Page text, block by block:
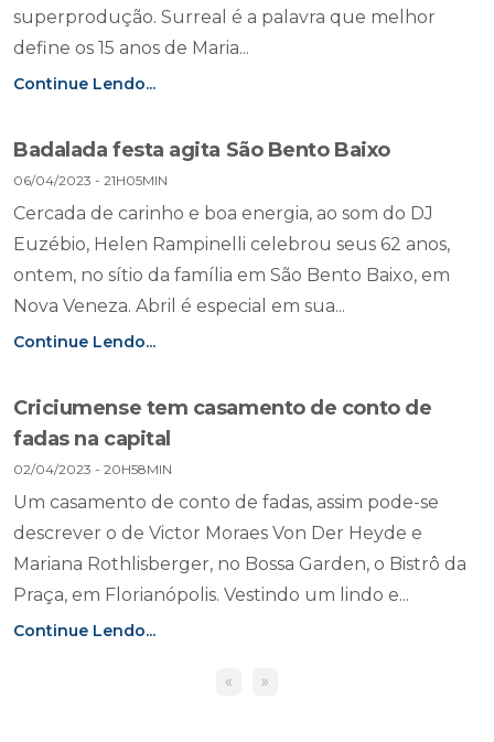
superprodução. Surreal é a palavra que melhor
define os 15 anos de Maria...
Continue Lendo...
Badalada festa agita São Bento Baixo
06/04/2023 - 21H05MIN
Cercada de carinho e boa energia, ao som do DJ
Euzébio, Helen Rampinelli celebrou seus 62 anos,
ontem, no sítio da família em São Bento Baixo, em
Nova Veneza. Abril é especial em sua...
Continue Lendo...
Criciumense tem casamento de conto de
fadas na capital
02/04/2023 - 20H58MIN
Um casamento de conto de fadas, assim pode-se
descrever o de Victor Moraes Von Der Heyde e
Mariana Rothlisberger, no Bossa Garden, o Bistrô da
Praça, em Florianópolis. Vestindo um lindo e...
Continue Lendo...
« »